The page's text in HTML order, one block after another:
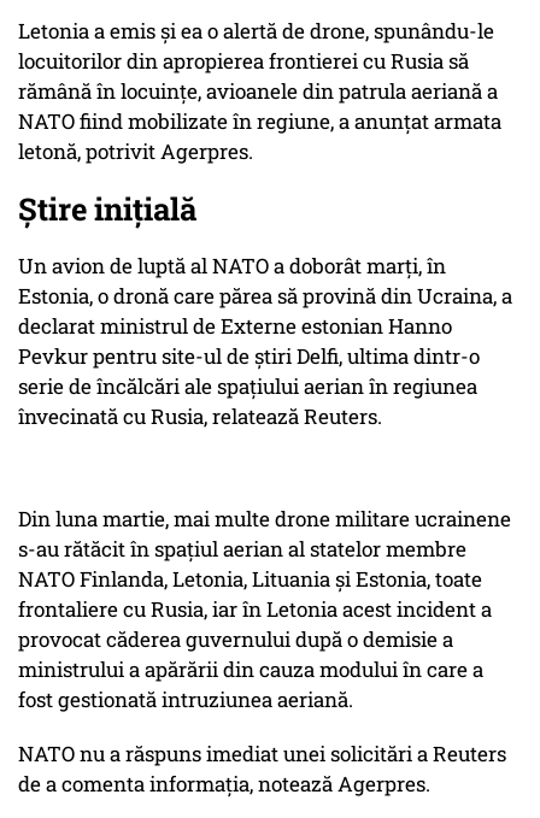
Letonia a emis şi ea o alertă de drone, spunându-le
locuitorilor din apropierea frontierei cu Rusia să
rămână în locuinţe, avioanele din patrula aeriană a
NATO fiind mobilizate în regiune, a anunţat armata
letonă, potrivit Agerpres.
Știre inițială
Un avion de luptă al NATO a doborât marţi, în
Estonia, o dronă care părea să provină din Ucraina, a
declarat ministrul de Externe estonian Hanno
Pevkur pentru site-ul de ştiri Delfi, ultima dintr-o
serie de încălcări ale spaţiului aerian în regiunea
învecinată cu Rusia, relatează Reuters.
Din luna martie, mai multe drone militare ucrainene
s-au rătăcit în spaţiul aerian al statelor membre
NATO Finlanda, Letonia, Lituania şi Estonia, toate
frontaliere cu Rusia, iar în Letonia acest incident a
provocat căderea guvernului după o demisie a
ministrului a apărării din cauza modului în care a
fost gestionată intruziunea aeriană.
NATO nu a răspuns imediat unei solicitări a Reuters
de a comenta informaţia, notează Agerpres.